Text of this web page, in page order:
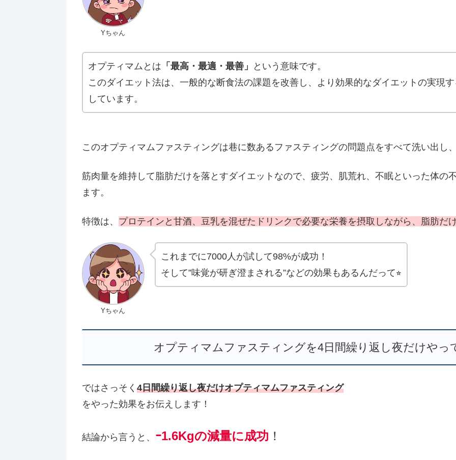
Yちゃん
オプティマムとは 「最高・最適・最善」
という意味です。
このダイエット法は、一般的な断食法の課題を改善し、より効果的なダイエットの実現
しています。
このオプティマムファスティングは巷に数あるファスティングの問題点をすべて洗い出し
筋肉量を維持して脂肪だけを落とすダイエットなので、疲労、肌荒れ、不眠といった体の
ます。
特徴は、 プロテインと甘酒、豆乳を混ぜたドリンクで必要な栄養を摂取しながら、脂肪だ
Yちゃん
これまでに7000人が試して98%が成功！
そして”味覚が研ぎ澄まされる”などの効果もあるんだって⭐︎
オプティマムファスティングを4日間繰り返し夜だけやっ
ではさっそく 4日間繰り返し夜だけオプティマムファスティング
をやった効果をお伝えします！
結論から言うと、 ｰ1.6Kgの減量に成功 ！